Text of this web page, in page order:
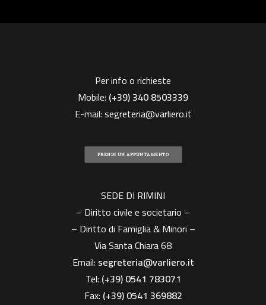
Per info o richieste
Mobile: (+39)340 8503339
E-mail:segreteria@varliero.it
PRENDI UN APPUNTAMENTO
SEDE DI RIMINI
– Diritto civile e societario –
– Diritto di Famiglia & Minori –
Via Santa Chiara 68
Email: segreteria@varliero.it
Tel: (+39) 0541 783071
Fax: (+39)0541 369882